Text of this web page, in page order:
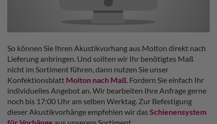
So können Sie Ihren Akustikvorhang aus Molton direkt nach
Lieferung anbringen. Und sollten wir Ihr benötigtes Maß
nicht im Sortiment führen, dann nutzen Sie unser
Konfektionsblatt Molton nach Maß. Fordern Sie einfach Ihr
individuelles Angebot an. Wir bearbeiten Ihre Anfrage gerne
noch bis 17:00 Uhr am selben Werktag. Zur Befestigung
dieser Akustikvorhänge empfehlen wir das Schienensystem